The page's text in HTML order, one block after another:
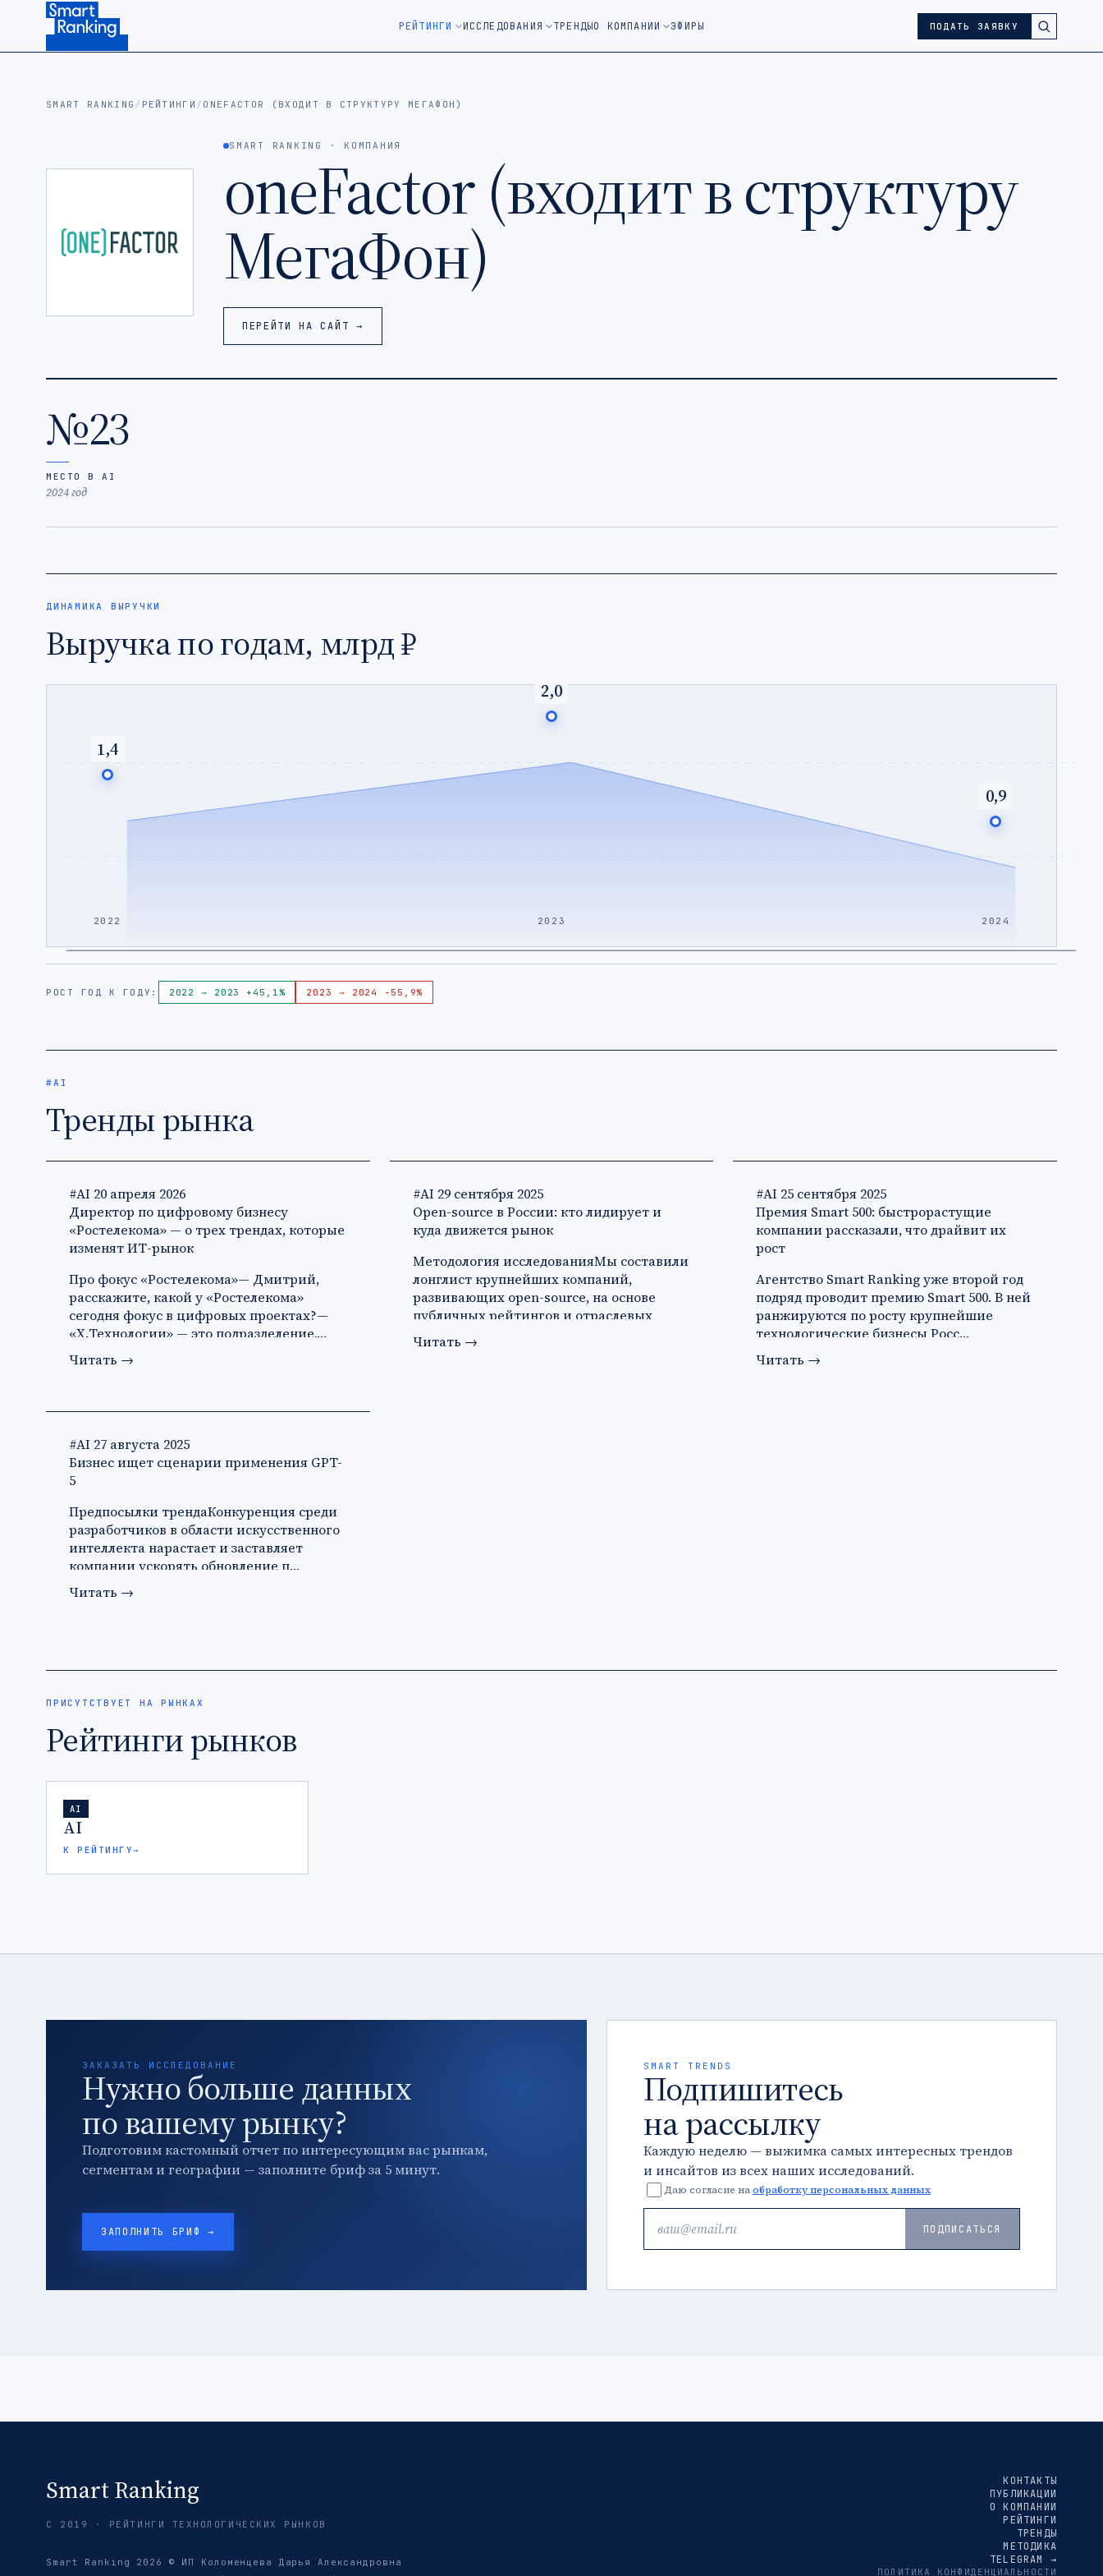
Подписаться на наш канал в Telegram (откроется в новом окне)
РЕЙТИНГИ ИССЛЕДОВАНИЯ ТРЕНДЫО КОМПАНИИ ЭФИРЫ ПОДАТЬ ЗАЯВКУ
SMART RANKING / РЕЙТИНГИ / ONEFACTOR (ВХОДИТ В СТРУКТУРУ МЕГАФОН)
SMART RANKING · КОМПАНИЯ
oneFactor (входит в структуру
МегаФон)
ПЕРЕЙТИ НА САЙТ →
№23
МЕСТО В AI
2024 год
ДИНАМИКА ВЫРУЧКИ
Выручка по годам, млрд ₽
1,4
2,0
0,9
2022 2023 2024
РОСТ ГОД К ГОДУ: 2022 → 2023 +45,1% 2023 → 2024 -55,9%
#AI
Тренды рынка
#AI 20 апреля 2026
Директор по цифровому бизнесу
«Ростелекома» — о трех трендах, которые
изменят ИТ-рынок
Про фокус «Ростелекома»— Дмитрий,
расскажите, какой у «Ростелекома»
сегодня фокус в цифровых проектах?—
«X.Технологии» — это подразделение,…
Читать →
#AI 29 сентября 2025
Open-source в России: кто лидирует и
куда движется рынок
Методология исследованияМы составили
лонглист крупнейших компаний,
развивающих open-source, на основе
публичных рейтингов и отраслевых
обзо…
Читать →
#AI 25 сентября 2025
Премия Smart 500: быстрорастущие
компании рассказали, что драйвит их
рост
Агентство Smart Ranking уже второй год
подряд проводит премию Smart 500. В ней
ранжируются по росту крупнейшие
технологические бизнесы Росс…
Читать →
#AI 27 августа 2025
Бизнес ищет сценарии применения GPT-
5
Предпосылки трендаКонкуренция среди
разработчиков в области искусственного
интеллекта нарастает и заставляет
компании ускорять обновление п…
Читать →
ПРИСУТСТВУЕТ НА РЫНКАХ
Рейтинги рынков
AI
AI
К РЕЙТИНГУ→
ЗАКАЗАТЬ ИССЛЕДОВАНИЕ
Нужно больше данных
по вашему рынку?
Подготовим кастомный отчет по интересующим вас рынкам,
сегментам и географии — заполните бриф за 5 минут.
ЗАПОЛНИТЬ БРИФ →
SMART TRENDS
Подпишитесь
на рассылку
Каждую неделю — выжимка самых интересных трендов
и инсайтов из всех наших исследований.
Даю согласие наобработку персональных данных
ПОДПИСАТЬСЯ
Smart Ranking
С 2019 · РЕЙТИНГИ ТЕХНОЛОГИЧЕСКИХ РЫНКОВ
Smart Ranking 2026 © ИП Коломенцева Дарья Александровна
КОНТАКТЫ
ПУБЛИКАЦИИ
О КОМПАНИИ
РЕЙТИНГИ
ТРЕНДЫ
МЕТОДИКА
TELEGRAM →
ПОЛИТИКА КОНФИДЕНЦИАЛЬНОСТИ